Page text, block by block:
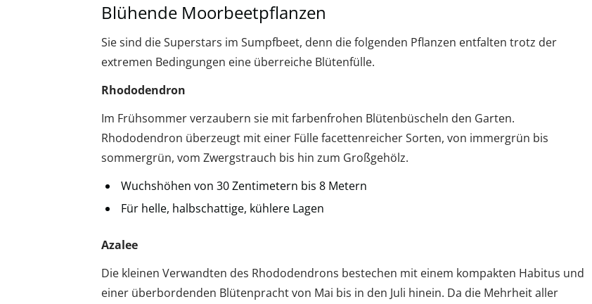
Blühende Moorbeetpflanzen
Sie sind die Superstars im Sumpfbeet, denn die folgenden Pflanzen entfalten trotz der
extremen Bedingungen eine überreiche Blütenfülle.
Rhododendron
Im Frühsommer verzaubern sie mit farbenfrohen Blütenbüscheln den Garten.
Rhododendron überzeugt mit einer Fülle facettenreicher Sorten, von immergrün bis
sommergrün, vom Zwergstrauch bis hin zum Großgehölz.
Wuchshöhen von 30 Zentimetern bis 8 Metern
Für helle, halbschattige, kühlere Lagen
Azalee
Die kleinen Verwandten des Rhododendrons bestechen mit einem kompakten Habitus und
einer überbordenden Blütenpracht von Mai bis in den Juli hinein. Da die Mehrheit aller